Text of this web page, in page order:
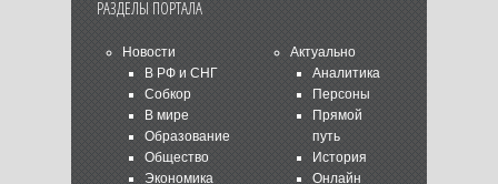
РАЗДЕЛЫ ПОРТАЛА
Новости
В РФ и СНГ
Собкор
В мире
Образование
Общество
Экономика
Актуально
Аналитика
Персоны
Прямой
путь
История
Онлайн